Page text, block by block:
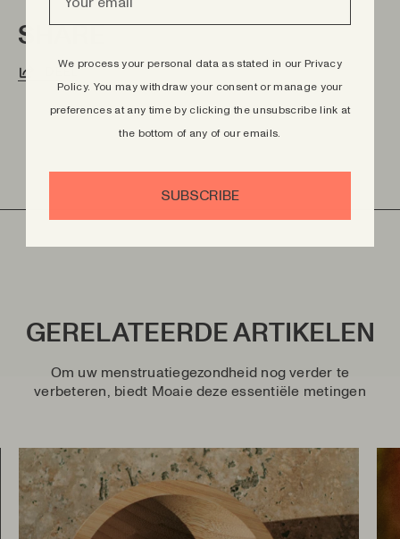
SHARE
DEEL
GERELATEERDE ARTIKELEN
Om uw menstruatiegezondheid nog verder te
verbeteren, biedt Moaie deze essentiële metingen
We process your personal data as stated in our Privacy
Policy. You may withdraw your consent or manage your
preferences at any time by clicking the unsubscribe link at
the bottom of any of our emails.
SUBSCRIBE